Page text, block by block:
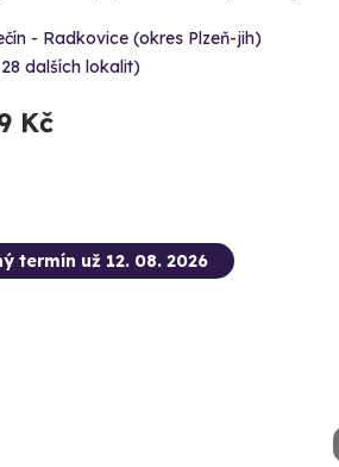
- Radkovice (okres Plzeň-jih)
dalších lokalit)
Kč
termín už 12. 08. 2026